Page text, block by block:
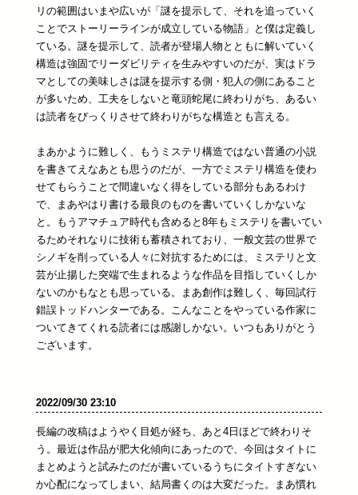
リの範囲はいまや広いが「謎を提示して、それを追っていく
ことでストーリーラインが成立している物語」と僕は定義し
ている。謎を提示して、読者が登場人物とともに解いていく
構造は強固でリーダビリティを生みやすいのだが、実はドラ
マとしての美味しさは謎を提示する側・犯人の側にあること
が多いため、工夫をしないと竜頭蛇尾に終わりがち、あるい
は読者をびっくりさせて終わりがちな構造とも言える。
まあかように難しく、もうミステリ構造ではない普通の小説
を書きてえなあとも思うのだが、一方でミステリ構造を使わ
せてもらうことで間違いなく得をしている部分もあるわけ
で、まあやはり書ける最良のものを書いていくしかないな
と。もうアマチュア時代も含めると8年もミステリを書いてい
るためそれなりに技術も蓄積されており、一般文芸の世界で
シノギを削っている人々に対抗するためには、ミステリと文
芸が止揚した突端で生まれるような作品を目指していくしか
ないのかもなとも思っている。まあ創作は難しく、毎回試行
錯誤トッドハンターである。こんなことをやっている作家に
ついてきてくれる読者には感謝しかない。いつもありがとう
ございます。
2022/09/30 23:10
長編の改稿はようやく目処が経ち、あと4日ほどで終わりそ
う。最近は作品が肥大化傾向にあったので、今回はタイトに
まとめようと試みたのだが書いているうちにタイトすぎない
か心配になってしまい、結局書くのは大変だった。まあ慣れ